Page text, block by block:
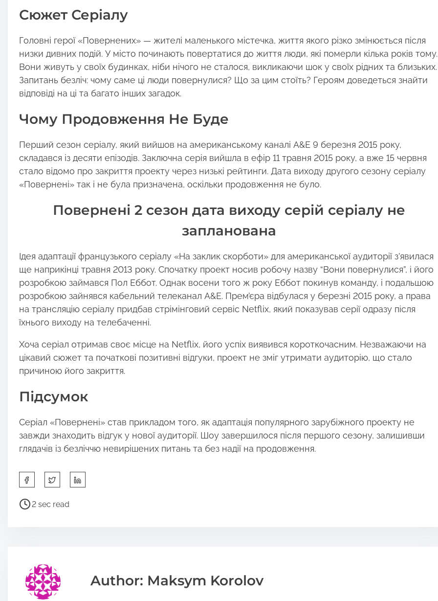
Сюжет Серіалу
Головні герої «Повернених» — жителі маленького містечка, життя якого різко змінюється після
низки дивних подій. У місто починають повертатися до життя люди, які померли кілька років тому.
Вони живуть у своїх будинках, ніби нічого не сталося, викликаючи шок у своїх рідних та близьких.
Запитань безліч: чому саме ці люди повернулися? Що за цим стоїть? Героям доведеться знайти
відповіді на ці та багато інших загадок.
Чому Продовження Не Буде
Перший сезон серіалу, який вийшов на американському каналі A&E 9 березня 2015 року,
складався із десяти епізодів. Заключна серія вийшла в ефір 11 травня 2015 року, а вже 15 червня
стало відомо про закриття проекту через низькі рейтинги. Дата виходу другого сезону серіалу
«Повернені» так і не була призначена, оскільки продовження не було.
Повернені 2 сезон дата виходу серій серіалу не
запланована
Ідея адаптації французького серіалу «На заклик скорботи» для американської аудиторії з’явилася
ще наприкінці травня 2013 року. Спочатку проект носив робочу назву “Вони повернулися”, і його
розробкою займався Пол Еббот. Однак восени того ж року Еббот покинув команду, і подальшою
розробкою зайнявся кабельний телеканал A&E. Прем’єра відбулася у березні 2015 року, а права
на трансляцію серіалу придбав стрімінговий сервіс Netflix, який показував серії одразу після
їхнього виходу на телебаченні.
Хоча серіал отримав своє місце на Netflix, його успіх виявився короткочасним. Незважаючи на
цікавий сюжет та початкові позитивні відгуки, проект не зміг утримати аудиторію, що стало
причиною його закриття.
Підсумок
Серіал «Повернені» став прикладом того, як адаптація популярного зарубіжного проекту не
завжди знаходить відгук у нової аудиторії. Шоу завершилося після першого сезону, залишивши
глядачів із безліччю невирішених питань та без надії на продовження.
h
a
P
o
2 sec read
Author: Maksym Korolov